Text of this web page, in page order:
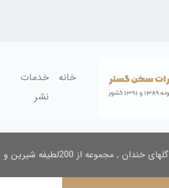
خانه
خدمات
نشر
گلهای خندان , مجموعه از 200لطیفه شیرین و 50 چیستان بامزه